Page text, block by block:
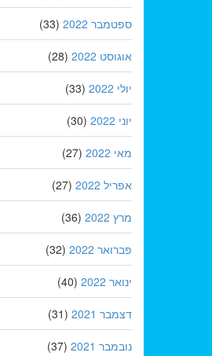
ספטמבר 2022 (33)
אוגוסט 2022 (28)
יולי 2022 (33)
יוני 2022 (30)
מאי 2022 (27)
אפריל 2022 (27)
מרץ 2022 (36)
פברואר 2022 (32)
ינואר 2022 (40)
דצמבר 2021 (31)
נובמבר 2021 (37)